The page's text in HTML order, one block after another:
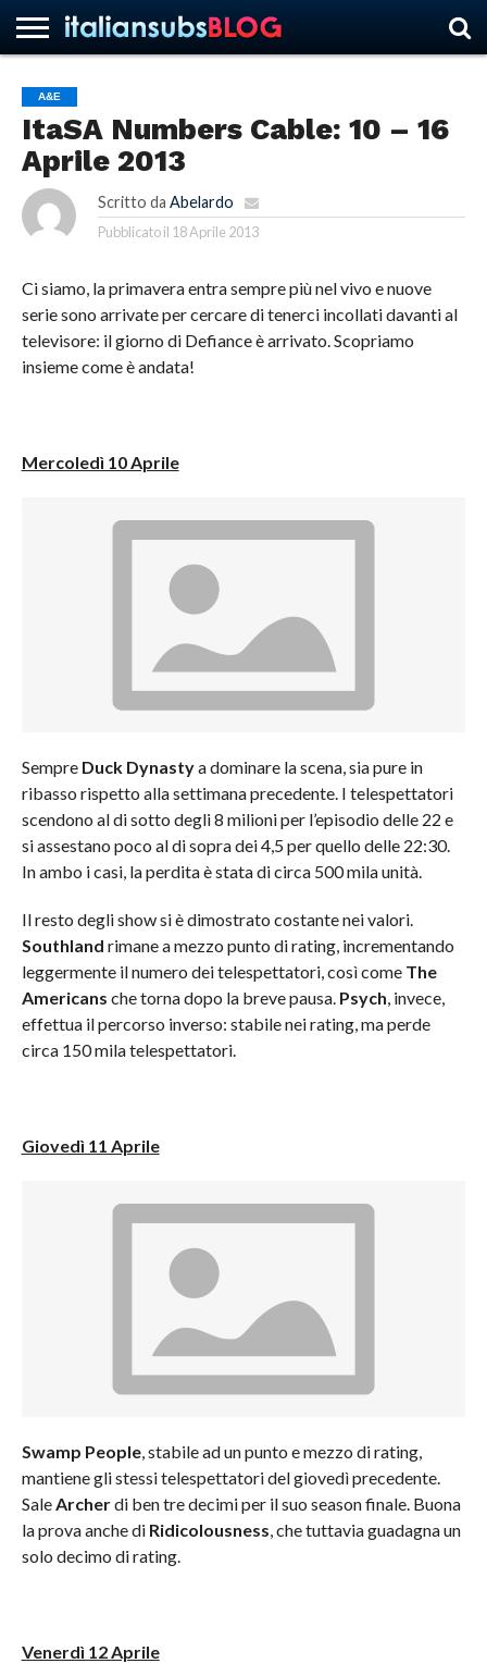
HOME
NEWS
ASCOLTI
RECENSIONI
INTERVISTE
CURIOSITÀ
CHI
SIAMO
CONTATTACI
FORUM
ITALIANSUBS
A&E
ItaSA Numbers Cable: 10 – 16
Aprile 2013
Scritto da Abelardo
Pubblicato il 18 Aprile 2013
Ci siamo, la primavera entra sempre più nel vivo e nuove
serie sono arrivate per cercare di tenerci incollati davanti al
televisore: il giorno di Defiance è arrivato.Scopriamo
insieme come è andata!
Mercoledì 10 Aprile
Sempre Duck Dynastya dominare la scena, sia pure in
ribasso rispetto alla settimana precedente. I telespettatori
scendono al di sotto degli 8 milioni per l’episodio delle 22 e
si assestano poco al di sopra dei 4,5 per quello delle 22:30.
In ambo i casi, la perdita è stata di circa 500 mila unità.
Il resto degli show si è dimostrato costante nei valori.
Southland rimane a mezzo punto di rating, incrementando
leggermente il numero dei telespettatori, così come The
Americans che torna dopo la breve pausa. Psych, invece,
effettua il percorso inverso: stabile nei rating, ma perde
circa 150 mila telespettatori.
Giovedì 11 Aprile
Swamp People, stabile ad un punto e mezzo di rating,
mantiene gli stessi telespettatori del giovedì precedente.
Sale Archerdi ben tre decimi per il suo season finale. Buona
la prova anche di Ridicolousness , che tuttavia guadagna un
solo decimo di rating.
Venerdì 12 Aprile